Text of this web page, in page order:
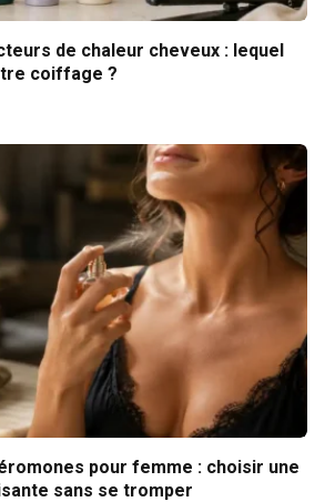
de chaleur cheveux : lequel
coiffage ?
pour femme : choisir une
sans se tromper